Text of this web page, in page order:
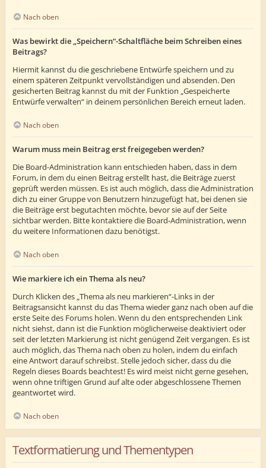
Nach oben
Was bewirkt die „Speichern“-Schaltfläche beim Schreiben eines
Beitrags?
Hiermit kannst du die geschriebene Entwürfe speichern und zu
einem späteren Zeitpunkt vervollständigen und absenden. Den
gesicherten Beitrag kannst du mit der Funktion „Gespeicherte
Entwürfe verwalten“ in deinem persönlichen Bereich erneut laden.
Nach oben
Warum muss mein Beitrag erst freigegeben werden?
Die Board-Administration kann entschieden haben, dass in dem
Forum, in dem du einen Beitrag erstellt hast, die Beiträge zuerst
geprüft werden müssen. Es ist auch möglich, dass die Administration
dich zu einer Gruppe von Benutzern hinzugefügt hat, bei denen sie
die Beiträge erst begutachten möchte, bevor sie auf der Seite
sichtbar werden. Bitte kontaktiere die Board-Administration, wenn
du weitere Informationen dazu benötigst.
Nach oben
Wie markiere ich ein Thema als neu?
Durch Klicken des „Thema als neu markieren“-Links in der
Beitragsansicht kannst du das Thema wieder ganz nach oben auf die
erste Seite des Forums holen. Wenn du den entsprechenden Link
nicht siehst, dann ist die Funktion möglicherweise deaktiviert oder
seit der letzten Markierung ist nicht genügend Zeit vergangen. Es ist
auch möglich, das Thema nach oben zu holen, indem du einfach
eine Antwort darauf schreibst. Stelle jedoch sicher, dass du die
Regeln dieses Boards beachtest! Es wird meist nicht gerne gesehen,
wenn ohne triftigen Grund auf alte oder abgeschlossene Themen
geantwortet wird.
Nach oben
Textformatierung und Thementypen